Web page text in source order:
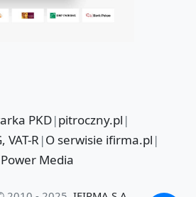
PKD|pitroczny.pl |
VAT-R |O serwisie ifirma.pl |
Power Media